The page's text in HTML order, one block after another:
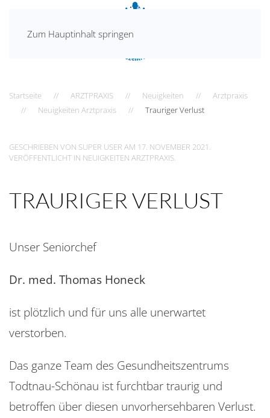
Zum Hauptinhalt springen
Startseite ARZTPRAXIS Neuigkeiten
Arztpraxis
Neuigkeiten Arztpraxis
Trauriger Verlust
GESCHRIEBEN VON SUPER USER AM 17. NOVEMBER 2021.
VERÖFFENTLICHT IN NEUIGKEITEN ARZTPRAXIS.
TRAURIGER VERLUST
Unser Seniorchef
Dr. med. Thomas Honeck
ist plötzlich und für uns alle unerwartet
verstorben.
Das ganze Team des Gesundheitszentrums
Todtnau-Schönau ist furchtbar traurig und
betroffen über diesen unvorhersehbaren Verlust.